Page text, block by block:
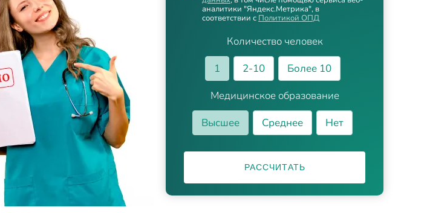
Количество человек
1
2-10
Более 10
Медицинское образование
Высшее
Среднее Нет
аналитики "Яндекс.Метрика", в
соответствии с Политикой ОПД
РАССЧИТАТЬ